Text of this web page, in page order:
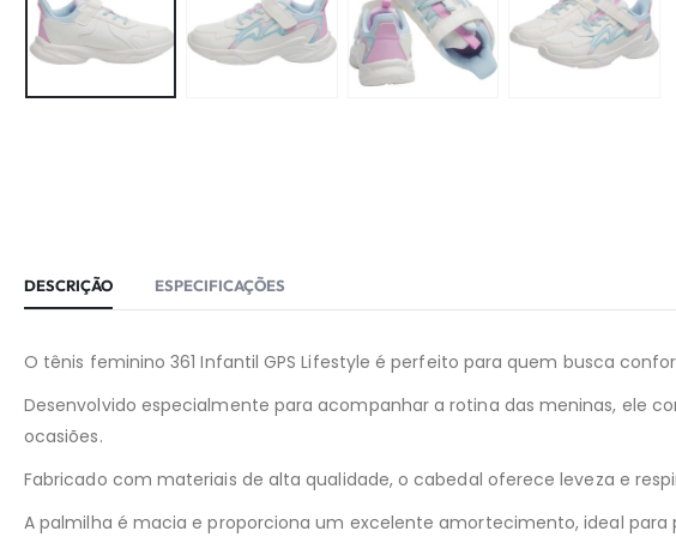
DESCRIÇÃO ESPECIFICAÇÕES
O tênis feminino 361 Infantil GPS Lifestyle é perfeito para quem busca
Desenvolvido especialmente para acompanhar a rotina das meninas, ele
ocasiões.
Fabricado com materiais de alta qualidade, o cabedal oferece leveza e
A palmilha é macia e proporciona um excelente amortecimento, ideal